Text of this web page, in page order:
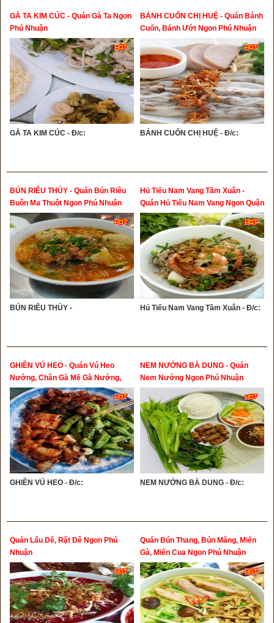
GÀ TA KIM CÚC - Quán Gà Ta Ngon
Phú Nhuận
GÀ TA KIM CÚC - Đ/c:
BÁNH CUỐN CHỊ HUỆ - Quán Bánh
Cuốn, Bánh Ướt Ngon Phú Nhuận
BÁNH CUỐN CHỊ HUỆ - Đ/c:
BÚN RIÊU THỦY - Quán Bún Riêu
Buôn Ma Thuột Ngon Phú Nhuận
BÚN RIÊU THỦY -
Hủ Tiếu Nam Vang Tầm Xuân -
Quán Hủ Tiếu Nam Vang Ngon Quận
Phú Nhuận, Tân Bình
Hủ Tiếu Nam Vang Tầm Xuân - Đ/c:
GHIỀN VÚ HEO - Quán Vú Heo
Nướng, Chân Gà Mề Gà Nướng,
Bạch Tuộc Nướng
GHIỀN VÚ HEO - Đ/c:
NEM NƯỚNG BÀ DUNG - Quán
Nem Nướng Ngon Phú Nhuận
NEM NƯỚNG BÀ DUNG - Đ/c:
Quán Lẩu Dê, Rặt Dê Ngon Phú
Nhuận
Quán Bún Thang, Bún Măng, Miến
Gà, Miến Cua Ngon Phú Nhuận